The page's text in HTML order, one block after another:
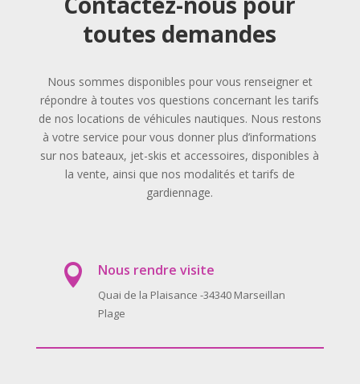
toutes demandes
Nous sommes disponibles pour vous renseigner et
répondre à toutes vos questions concernant les tarifs
de nos locations de véhicules nautiques. Nous restons
à votre service pour vous donner plus d’informations
sur nos bateaux, jet-skis et accessoires, disponibles à
la vente, ainsi que nos modalités et tarifs de
gardiennage.
 Nous rendre visite
Quai de la Plaisance -34340 Marseillan
Plage